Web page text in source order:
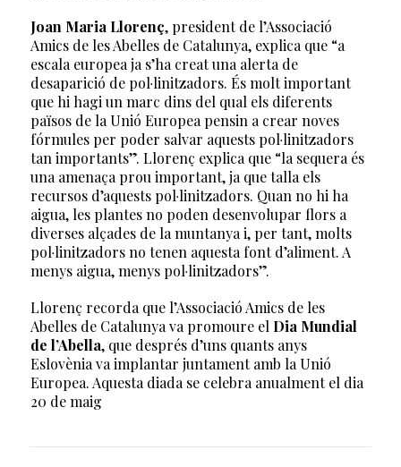
Joan Maria Llorenç, president de l’Associació
Amics de les Abelles de Catalunya, explica que “a
escala europea ja s’ha creat una alerta de
desaparició de pol·linitzadors. És molt important
que hi hagi un marc dins del qual els diferents
països de la Unió Europea pensin a crear noves
fórmules per poder salvar aquests pol·linitzadors
tan importants”. Llorenç explica que “la sequera és
una amenaça prou important, ja que talla els
recursos d’aquests pol·linitzadors. Quan no hi ha
aigua, les plantes no poden desenvolupar flors a
diverses alçades de la muntanya i, per tant, molts
pol·linitzadors no tenen aquesta font d’aliment. A
menys aigua, menys pol·linitzadors”.
Llorenç recorda que l’Associació Amics de les
Abelles de Catalunya va promoure el Dia Mundial
de l’Abella, que després d’uns quants anys
Eslovènia va implantar juntament amb la Unió
Europea. Aquesta diada se celebra anualment el dia
20 de maig